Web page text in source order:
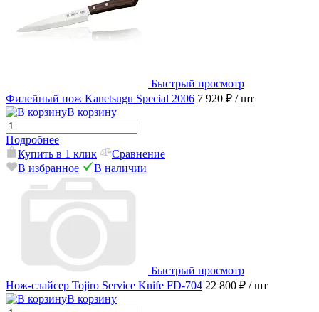
Быстрый просмотр
Филейный нож Kanetsugu Special 2006 7 920 ₽ / шт
В корзину
Подробнее
Купить в 1 клик
Сравнение
В избранное
В наличии
Быстрый просмотр
Нож-слайсер Tojiro Service Knife FD-704 22 800 ₽ / шт
В корзину